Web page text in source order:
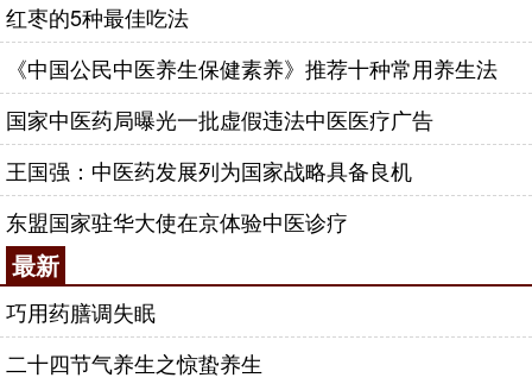
红枣的5种最佳吃法
《中国公民中医养生保健素养》推荐十种常用养生法
国家中医药局曝光一批虚假违法中医医疗广告
王国强：中医药发展列为国家战略具备良机
东盟国家驻华大使在京体验中医诊疗
最新
巧用药膳调失眠
二十四节气养生之惊蛰养生